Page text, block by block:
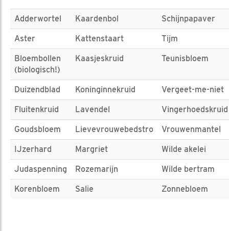
Adderwortel Kaardenbol Schijnpapaver
Aster Kattenstaart Tijm
Bloembollen
(biologisch!)
Kaasjeskruid Teunisbloem
Duizendblad Koninginnekruid Vergeet-me-niet
Fluitenkruid Lavendel Vingerhoedskruid
Goudsbloem Lievevrouwebedstro Vrouwenmantel
IJzerhard Margriet Wilde akelei
Judaspenning Rozemarijn Wilde bertram
Korenbloem Salie Zonnebloem